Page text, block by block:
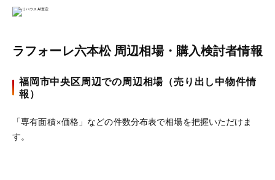
ラフォーレ六本松 周辺相場・購入検討者情報
福岡市中央区周辺での周辺相場（売り出し中物件情
報）
「専有面積×価格」などの件数分布表で相場を把握いただけま
す。